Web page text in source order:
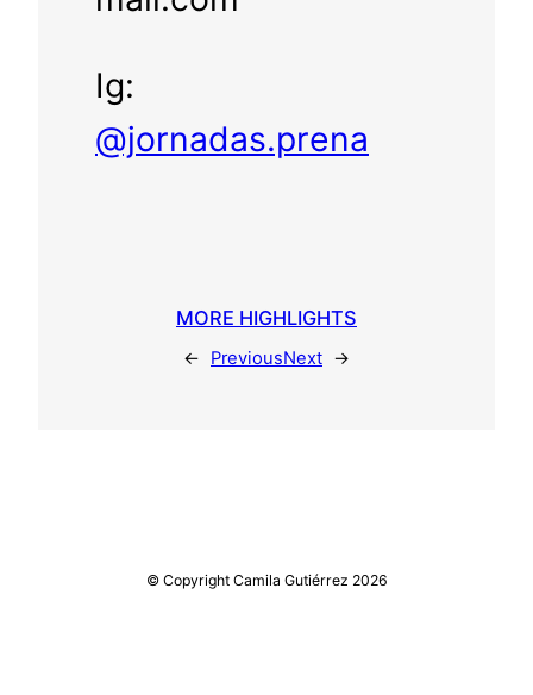
Ig:
@jornadas.prena
MORE HIGHLIGHTS
← PreviousNext →
© Copyright Camila Gutiérrez 2026